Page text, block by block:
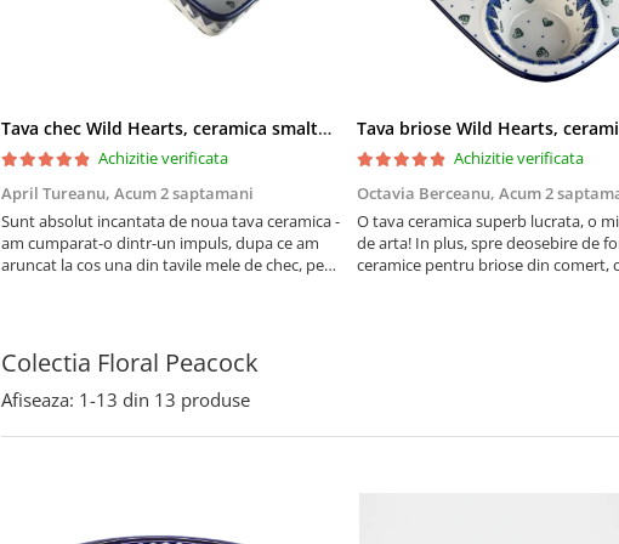
Tava chec Wild Hearts, ceramica smaltuita, pictata manual, 31,0 X 12,0 cm
Achizitie verificata
April Tureanu, Acum 2 saptamani
Sunt absolut incantata de noua tava ceramica -
am cumparat-o dintr-un impuls, dupa ce am
aruncat la cos una din tavile mele de chec, pe
Achizitie verificata
Octavia Berceanu, Acum 2
O tava ceramica superb lucrata, o
de arta! In plus, spre deosebire de
ceramice pentru briose din comert,
Colectia Floral Peacock
Afiseaza: 1-13 din 13 produse